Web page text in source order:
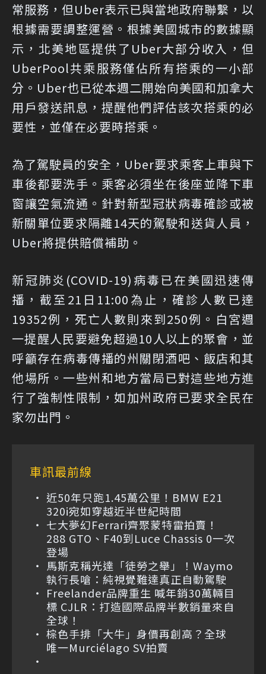
常服務，但Uber表示已與當地政府聯繫，以
根據需要調整運營。根據美國城市的數據顯
示，北美地區提供了Uber大部分收入，但
UberPool共乘服務僅佔所有搭乘的一小部
分。Uber也已從本週二開始向美國和加拿大
用戶發送訊息，提醒他們評估該次搭乘的必
要性，並僅在必要時搭乘。
為了駕駛員的安全，Uber要求乘客上車與下
車後都要洗手。乘客必須坐在後座並降下車
窗讓空氣流通。針對新型冠狀病毒確診或被
新關單位要求隔離14天的駕駛和送貨人員，
Uber將提供賠償補助。
新冠肺炎(COVID-19)病毒已在美國迅速傳
播，截至21日11:00為止，確診人數已達
19352例，死亡人數則來到250例。白宮週
一提醒人民要避免超過10人以上的聚會，並
呼籲存在病毒傳播的州關閉酒吧、飯店和其
他場所。一些州和地方當局已對這些地方進
行了強制性限制，如加州政府已要求全民在
家勿出門。
車訊最前線
近50年只跑1.45萬公里！BMW E21
320i宛如穿越近半世紀時間
七大夢幻Ferrari齊聚蒙特雷拍賣！
288 GTO、F40到Luce Chassis 0一次
登場
馬斯克稱光達「徒勞之舉」！Waymo
執行長嗆：純視覺難達真正自動駕駛
Freelander品牌重生 喊年銷30萬輛目
標 CJLR：打造國際品牌半數銷量來自
全球！
棕色手排「大牛」身價再創高？全球
唯一Murciélago SV拍賣